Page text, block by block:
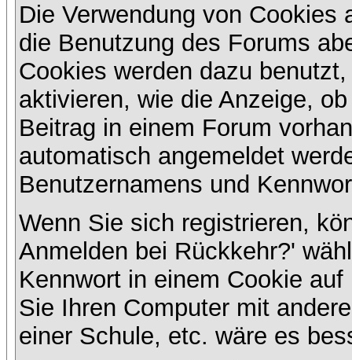
Die Verwendung von
die Benutzung des Forums
Cookies werden dazu
aktivieren, wie die Anzeige,
Beitrag in einem Forum
automatisch angemeldet
Benutzernamens und
Wenn Sie sich registrieren,
Anmelden bei Rückkehr?'
Kennwort in einem Cookie
Sie Ihren Computer mit
einer Schule, etc. wäre es